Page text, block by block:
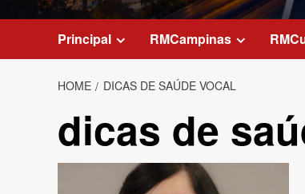
Principal RMCampinas
HOME DICAS DE SAÚDE VOCAL
dicas de